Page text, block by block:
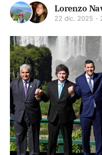
Lorenzo
22 dic. 2025